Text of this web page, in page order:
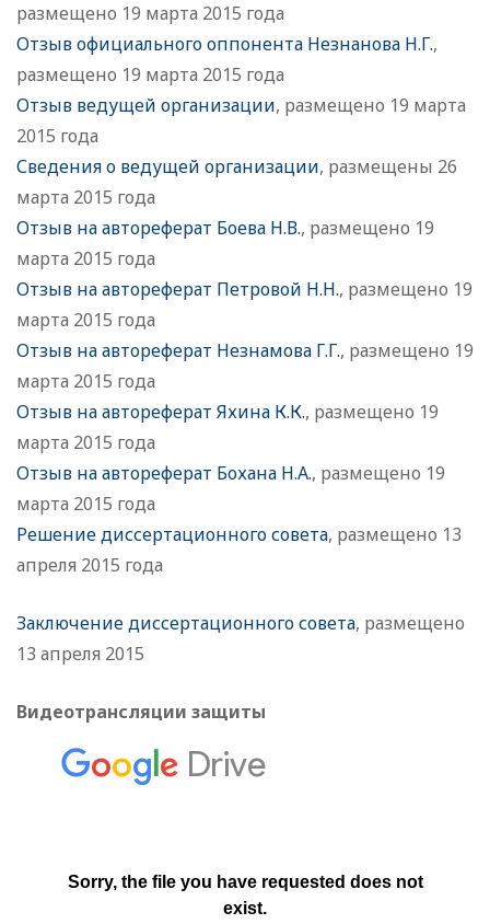
размещено 19 марта 2015 года
Отзыв официального оппонента Незнанова Н.Г.,
размещено 19 марта 2015 года
Отзыв ведущей организации, размещено 19 марта
2015 года
Сведения о ведущей организации, размещены 26
марта 2015 года
Отзыв на автореферат Боева Н.В., размещено 19
марта 2015 года
Отзыв на автореферат Петровой Н.Н., размещено 19
марта 2015 года
Отзыв на автореферат Незнамова Г.Г., размещено 19
марта 2015 года
Отзыв на автореферат Яхина К.К., размещено 19
марта 2015 года
Отзыв на автореферат Бохана Н.А., размещено 19
марта 2015 года
Решение диссертационного совета, размещено 13
апреля 2015 года
Заключение диссертационного совета, размещено
13 апреля 2015
Видеотрансляции защиты